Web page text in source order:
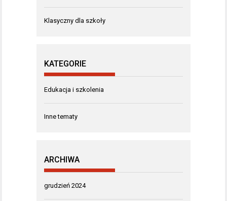
Klasyczny dla szkoły
KATEGORIE
Edukacja i szkolenia
Inne tematy
ARCHIWA
grudzień 2024